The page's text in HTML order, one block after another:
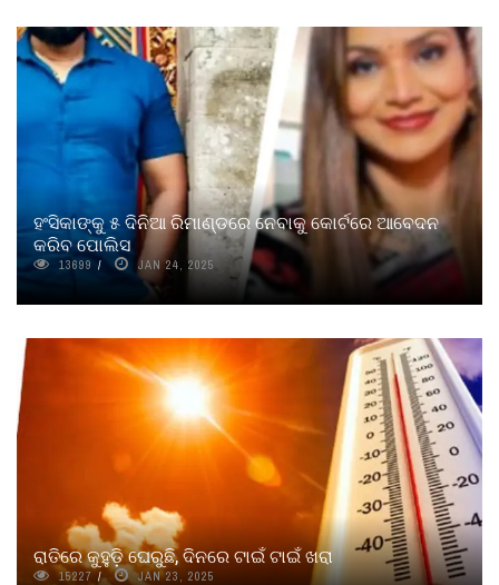
ହଂସିକାଙ୍କୁ ୫ ଦିନିଆ ରିମାଣ୍ଡରେ ନେବାକୁ କୋର୍ଟରେ ଆବେଦନ
କରିବ ପୋଲିସ
13699 JAN 24, 2025
ରାତିରେ କୁହୁଡ଼ି ଘେରୁଛି, ଦିନରେ ଟାଇଁ ଟାଇଁ ଖରା
15227 JAN 23, 2025